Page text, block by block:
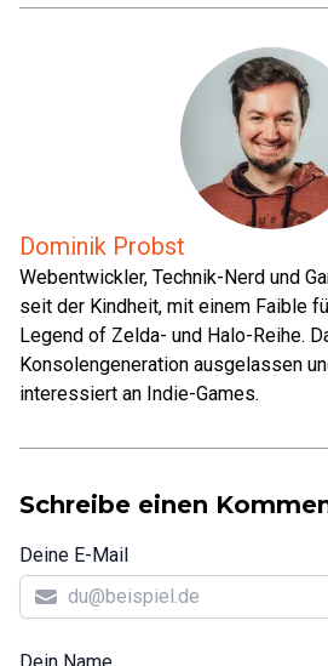
Dominik Probst
Webentwickler, Technik-Nerd und
seit der Kindheit, mit einem Faible
Legend of Zelda- und Halo-Reihe.
Konsolengeneration ausgelassen
interessiert an Indie-Games.
Schreibe einen
Deine E-Mail